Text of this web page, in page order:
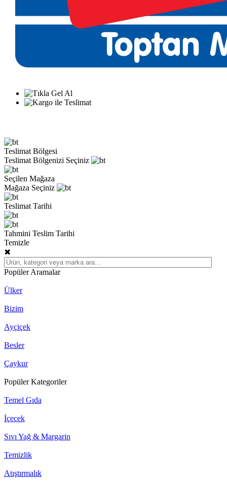
Teslimat Bölgesi
Teslimat Bölgenizi Seçiniz
Seçilen Mağaza
Mağaza Seçiniz
Teslimat Tarihi
Tahmini Teslim Tarihi
Temizle
✖
Popüler Aramalar
Ülker
Bizim
Ayçiçek
Besler
Çaykur
Popüler Kategoriler
Temel Gıda
İçecek
Sıvı Yağ & Margarin
Temizlik
Atıştırmalık